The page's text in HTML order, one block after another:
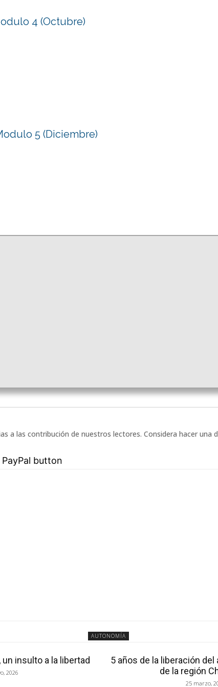
4 (Octubre)
5 (Diciembre)
a las contribución de nuestros lectores. Considera hacer una
insulto a la libertad
2026
AUTONOMÍA
5 años de la liberación
de la región
25 marzo,